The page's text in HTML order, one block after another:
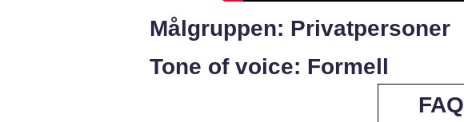
Målgruppen: Privatpersoner
Tone of voice: Formell
FAQ